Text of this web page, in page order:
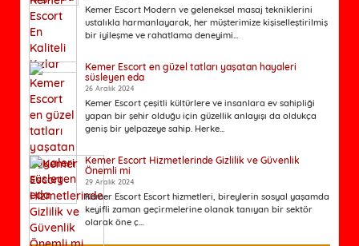
Kemer Escort Modern ve geleneksel masaj tekniklerini
ustalıkla harmanlayarak, her müşterimize kişiselleştirilmiş
bir iyileşme ve rahatlama deneyimi...
Kemer Escort en güzel tatları yaşatan hayaleri
süsleyen eda
26 Aralık 2024
Kemer Escort çeşitli kültürlere ve insanlara ev sahipliği
yapan bir şehir olduğu için güzellik anlayışı da oldukça
geniş bir yelpazeye sahip. Herke...
Kemer Escort Hizmetlerinde Gizlilik ve Güvenlik
Önemli mi
29 Aralık 2024
Kemer Escort Escort hizmetleri, bireylerin sosyal yaşamda
keyifli zaman geçirmelerine olanak tanıyan bir sektör
olarak öne ç...